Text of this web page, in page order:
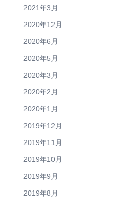
2021年3月
2020年12月
2020年6月
2020年5月
2020年3月
2020年2月
2020年1月
2019年12月
2019年11月
2019年10月
2019年9月
2019年8月